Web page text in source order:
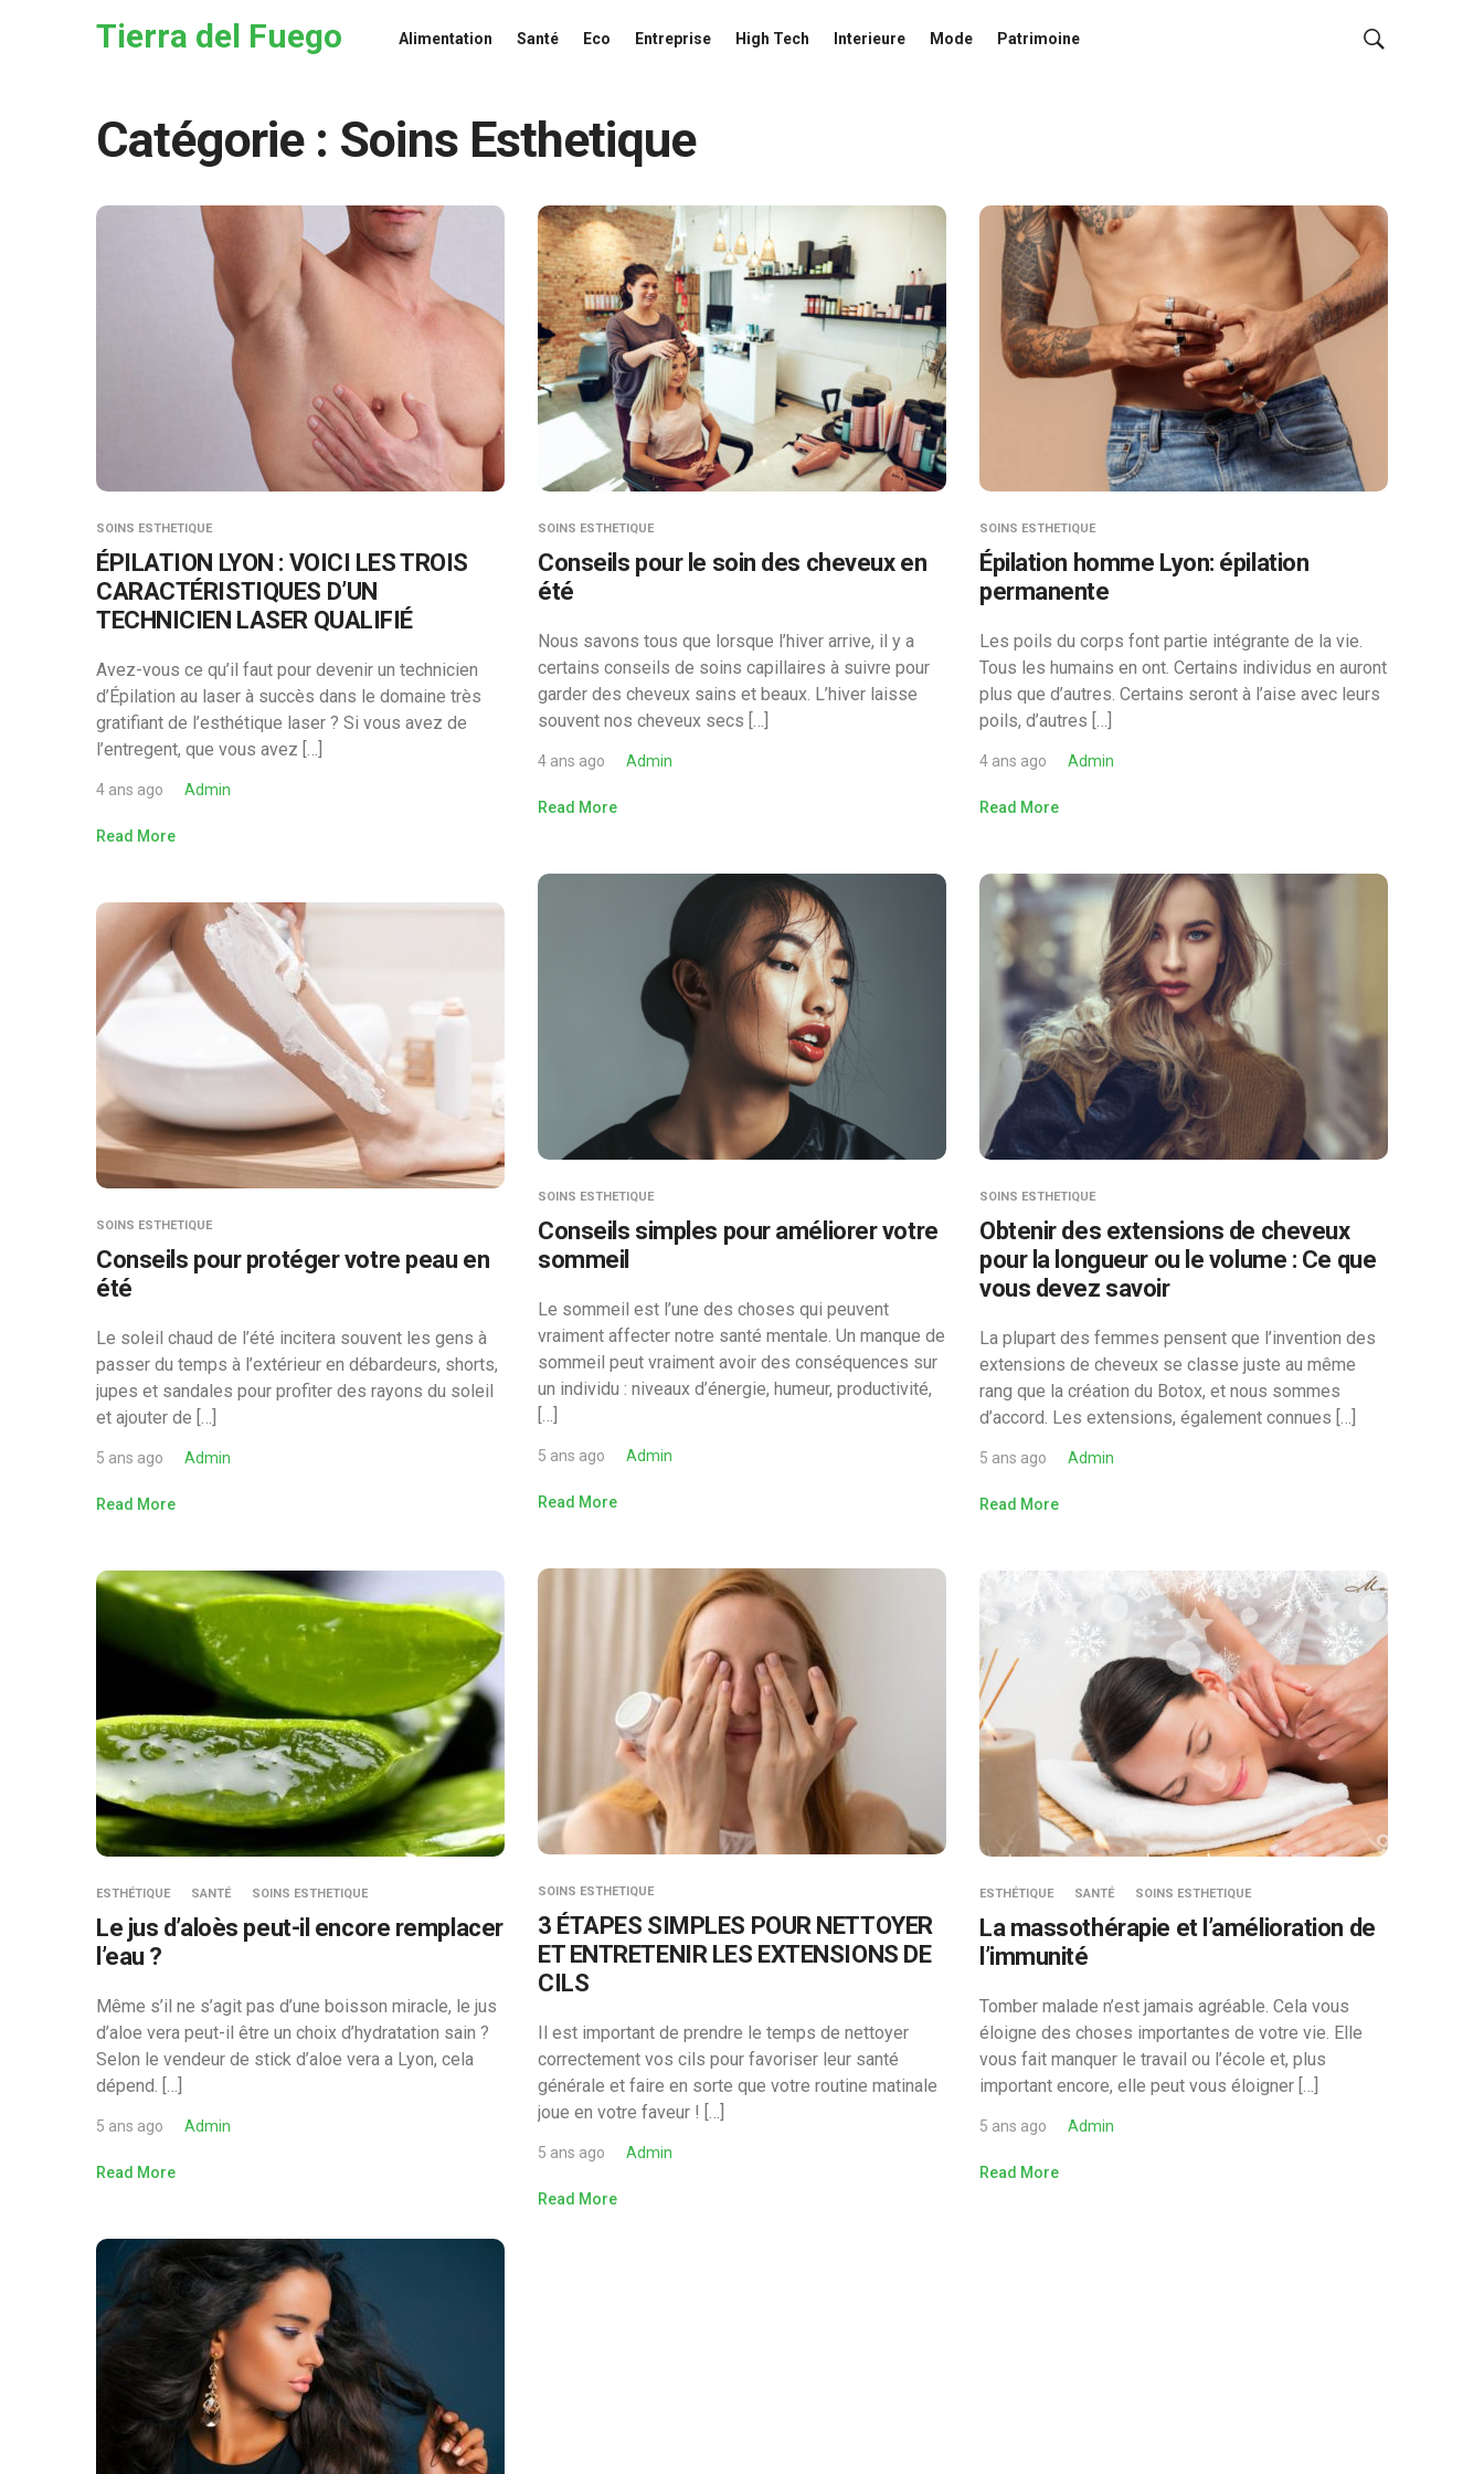
Tierra del Fuego Alimentation Santé Eco Entreprise High Tech Interieure Mode Patrimoine
Catégorie : Soins Esthetique
SOINS ESTHETIQUE
ÉPILATION LYON : VOICI LES TROIS
CARACTÉRISTIQUES D’UN
TECHNICIEN LASER QUALIFIÉ
Avez-vous ce qu’il faut pour devenir un technicien
d’Épilation au laser à succès dans le domaine très
gratifiant de l’esthétique laser ? Si vous avez de
l’entregent, que vous avez […]
4 ans ago Admin
Read More
SOINS ESTHETIQUE
Conseils pour le soin des cheveux en
été
Nous savons tous que lorsque l’hiver arrive, il y a
certains conseils de soins capillaires à suivre pour
garder des cheveux sains et beaux. L’hiver laisse
souvent nos cheveux secs […]
4 ans ago Admin
Read More
SOINS ESTHETIQUE
Épilation homme Lyon: épilation
permanente
Les poils du corps font partie intégrante de la vie.
Tous les humains en ont. Certains individus en auront
plus que d’autres. Certains seront à l’aise avec leurs
poils, d’autres […]
4 ans ago Admin
Read More
SOINS ESTHETIQUE
Conseils simples pour améliorer votre
sommeil
Le sommeil est l’une des choses qui peuvent
vraiment affecter notre santé mentale. Un manque de
sommeil peut vraiment avoir des conséquences sur
un individu : niveaux d’énergie, humeur, productivité,
[…]
5 ans ago Admin
Read More
SOINS ESTHETIQUE
Obtenir des extensions de cheveux
pour la longueur ou le volume : Ce que
vous devez savoir
La plupart des femmes pensent que l’invention des
extensions de cheveux se classe juste au même
rang que la création du Botox, et nous sommes
d’accord. Les extensions, également connues […]
5 ans ago Admin
Read More
SOINS ESTHETIQUE
Conseils pour protéger votre peau en
été
Le soleil chaud de l’été incitera souvent les gens à
passer du temps à l’extérieur en débardeurs, shorts,
jupes et sandales pour profiter des rayons du soleil
et ajouter de […]
5 ans ago Admin
Read More
SOINS ESTHETIQUE
3 ÉTAPES SIMPLES POUR NETTOYER
ET ENTRETENIR LES EXTENSIONS DE
CILS
Il est important de prendre le temps de nettoyer
correctement vos cils pour favoriser leur santé
générale et faire en sorte que votre routine matinale
joue en votre faveur ! […]
5 ans ago Admin
Read More
ESTHÉTIQUE SANTÉ SOINS ESTHETIQUE
Le jus d’aloès peut-il encore remplacer
l’eau ?
Même s’il ne s’agit pas d’une boisson miracle, le jus
d’aloe vera peut-il être un choix d’hydratation sain ?
Selon le vendeur de stick d’aloe vera a Lyon, cela
dépend. […]
5 ans ago Admin
Read More
ESTHÉTIQUE SANTÉ SOINS ESTHETIQUE
La massothérapie et l’amélioration de
l’immunité
Tomber malade n’est jamais agréable. Cela vous
éloigne des choses importantes de votre vie. Elle
vous fait manquer le travail ou l’école et, plus
important encore, elle peut vous éloigner […]
5 ans ago Admin
Read More